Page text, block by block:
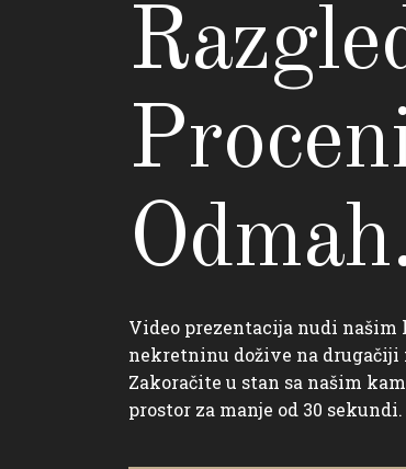
Video prezentacija nudi
nekretninu dožive na drugačiji
Zakoračite u stan sa našim
prostor za manje od 30 sekundi.